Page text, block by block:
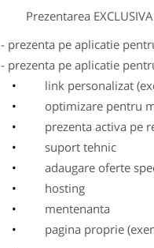
Prezentarea
- prezenta pe aplicatie
- prezenta pe aplicatie
link personalizat
optimizare pentru
prezenta activa pe
suport tehnic
adaugare oferte
hosting
mentenanta
pagina proprie